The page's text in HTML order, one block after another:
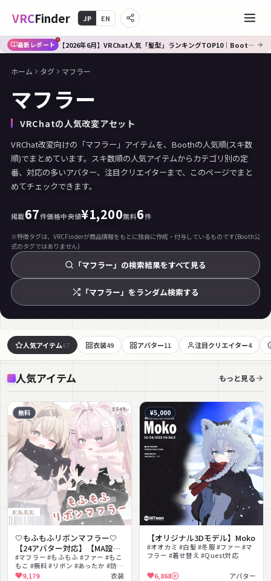
VRCFinder JP EN
最新レポート 【2026年6月】VRChat人気「髪型」ランキングTOP10｜Booth傾向分析
ホーム タグ マフラー
マフラー
VRChatの人気改変アセット
VRChat改変向けの「マフラー」アイテムを、Boothの人気順(スキ数
順)でまとめています。スキ数順の人気アイテムからカテゴリ別の定
番、対応の多いアバター、注目クリエイターまで、このページでまと
めてチェックできます。
掲載67件価格中央値¥1,200無料6件
※特徴タグは、VRCFinderが商品情報をもとに独自に作成・付与しているものです(Booth公
式のタグではありません)
「マフラー」の検索結果をすべて見る
「マフラー」をランダム検索する
人気アイテム67 衣装49 アバター11 注目クリエイター4
人気アイテム もっと見る
無料
🤍もふもふリボンマフラー🤍
【24アバター対応】【MA設定
済】
#マフラー #もふもふ #ファー #もこ
もこ #無料 #リボン #あったか #防寒
#ゆめかわいい #汎用
9,179 衣装
¥5,000
【オリジナル3Dモデル】Moko
#オオカミ #白髪 #冬服 #ファー #マ
フラー #着せ替え #Quest対応
6,868 アバター